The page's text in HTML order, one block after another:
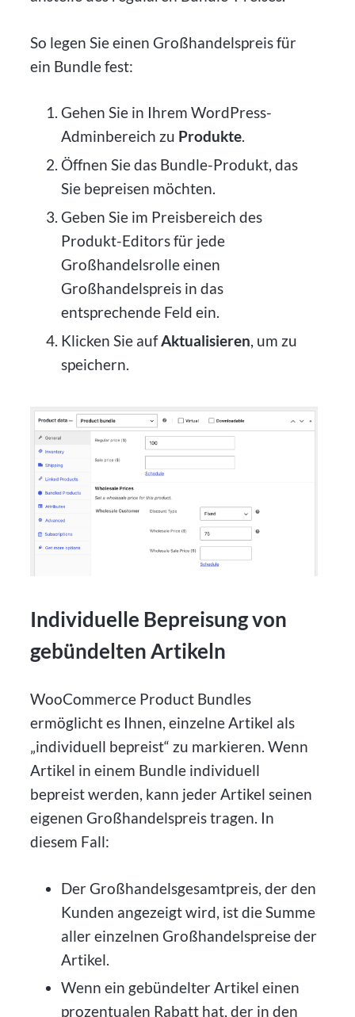
So legen Sie einen Großhandelspreis für
ein Bundle fest:
Gehen Sie in Ihrem WordPress-
Adminbereich zu Produkte.
Öffnen Sie das Bundle-Produkt, das
Sie bepreisen möchten.
Geben Sie im Preisbereich des
Produkt-Editors für jede
Großhandelsrolle einen
Großhandelspreis in das
entsprechende Feld ein.
Klicken Sie aufAktualisieren, um zu
speichern.
Individuelle Bepreisung von
gebündelten Artikeln
WooCommerce Product Bundles
ermöglicht es Ihnen, einzelne Artikel als
„individuell bepreist“ zu markieren. Wenn
Artikel in einem Bundle individuell
bepreist werden, kann jeder Artikel seinen
eigenen Großhandelspreis tragen. In
diesem Fall:
Der Großhandelsgesamtpreis, der den
Kunden angezeigt wird, ist die Summe
aller einzelnen Großhandelspreise der
Artikel.
Wenn ein gebündelter Artikel einen
prozentualen Rabatt hat, der in den